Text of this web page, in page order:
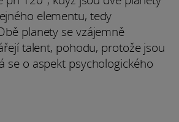
elementu, tedy
planety se vzájemně
talent, pohodu, protože jsou
se o aspekt psychologického